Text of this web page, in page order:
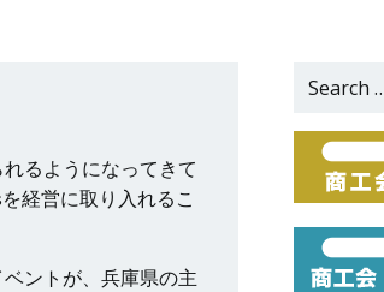
るようになってきて
経営に取り入れるこ
ントが、兵庫県の主
Search